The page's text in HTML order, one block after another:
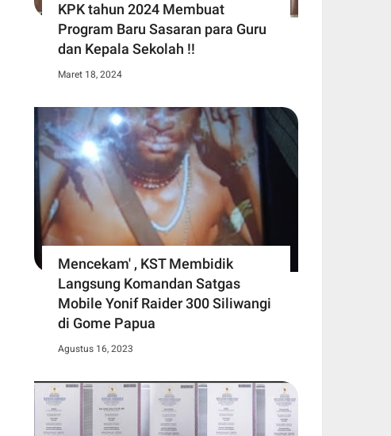
KPK tahun 2024 Membuat
Program Baru Sasaran para Guru
dan Kepala Sekolah !!
Maret 18, 2024
Mencekam' , KST Membidik
Langsung Komandan Satgas
Mobile Yonif Raider 300 Siliwangi
di Gome Papua
Agustus 16, 2023